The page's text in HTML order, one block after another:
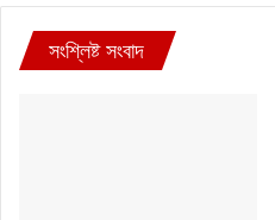
সংশ্লিষ্ট সংবাদ